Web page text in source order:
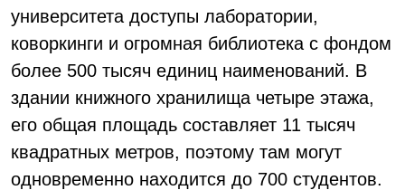
университета доступы лаборатории,
коворкинги и огромная библиотека с фондом
более 500 тысяч единиц наименований. В
здании книжного хранилища четыре этажа,
его общая площадь составляет 11 тысяч
квадратных метров, поэтому там могут
одновременно находится до 700 студентов.